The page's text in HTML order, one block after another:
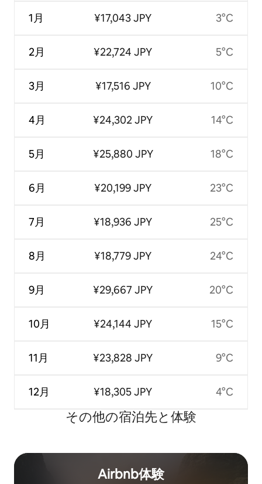
1月
2月
3月
4月
5月
6月
7月
8月
9月
10月
11月
12月
¥17,043 JPY
¥22,724 JPY
¥17,516 JPY
¥24,302 JPY
¥25,880 JPY
¥20,199 JPY
¥18,936 JPY
¥18,779 JPY
¥29,667 JPY
¥24,144 JPY
¥23,828 JPY
¥18,305 JPY
3°C
5°C
10°C
14°C
18°C
23°C
25°C
24°C
20°C
15°C
9°C
4°C
その他の宿⁠泊⁠先と体⁠験
Airbnb体験